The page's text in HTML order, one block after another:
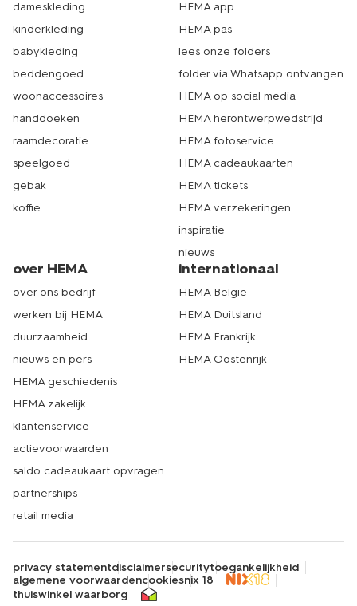
dameskleding
kinderkleding
babykleding
beddengoed
woonaccessoires
handdoeken
raamdecoratie
speelgoed
gebak
koffie
HEMA app
HEMA pas
lees onze folders
folder via Whatsapp ontvangen
HEMA op social media
HEMA herontwerpwedstrijd
HEMA fotoservice
HEMA cadeaukaarten
HEMA tickets
HEMA verzekeringen
inspiratie
nieuws
over HEMA
over ons bedrijf
werken bij HEMA
duurzaamheid
nieuws en pers
HEMA geschiedenis
HEMA zakelijk
klantenservice
actievoorwaarden
saldo cadeaukaart opvragen
partnerships
retail media
internationaal
HEMA België
HEMA Duitsland
HEMA Frankrijk
HEMA Oostenrijk
privacy statementdisclaimersecuritytoegankelijkheid
algemene voorwaardencookiesnix 18
thuiswinkel waarborg